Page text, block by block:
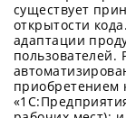
существует
открытости
адаптации
пользователей.
приобретением